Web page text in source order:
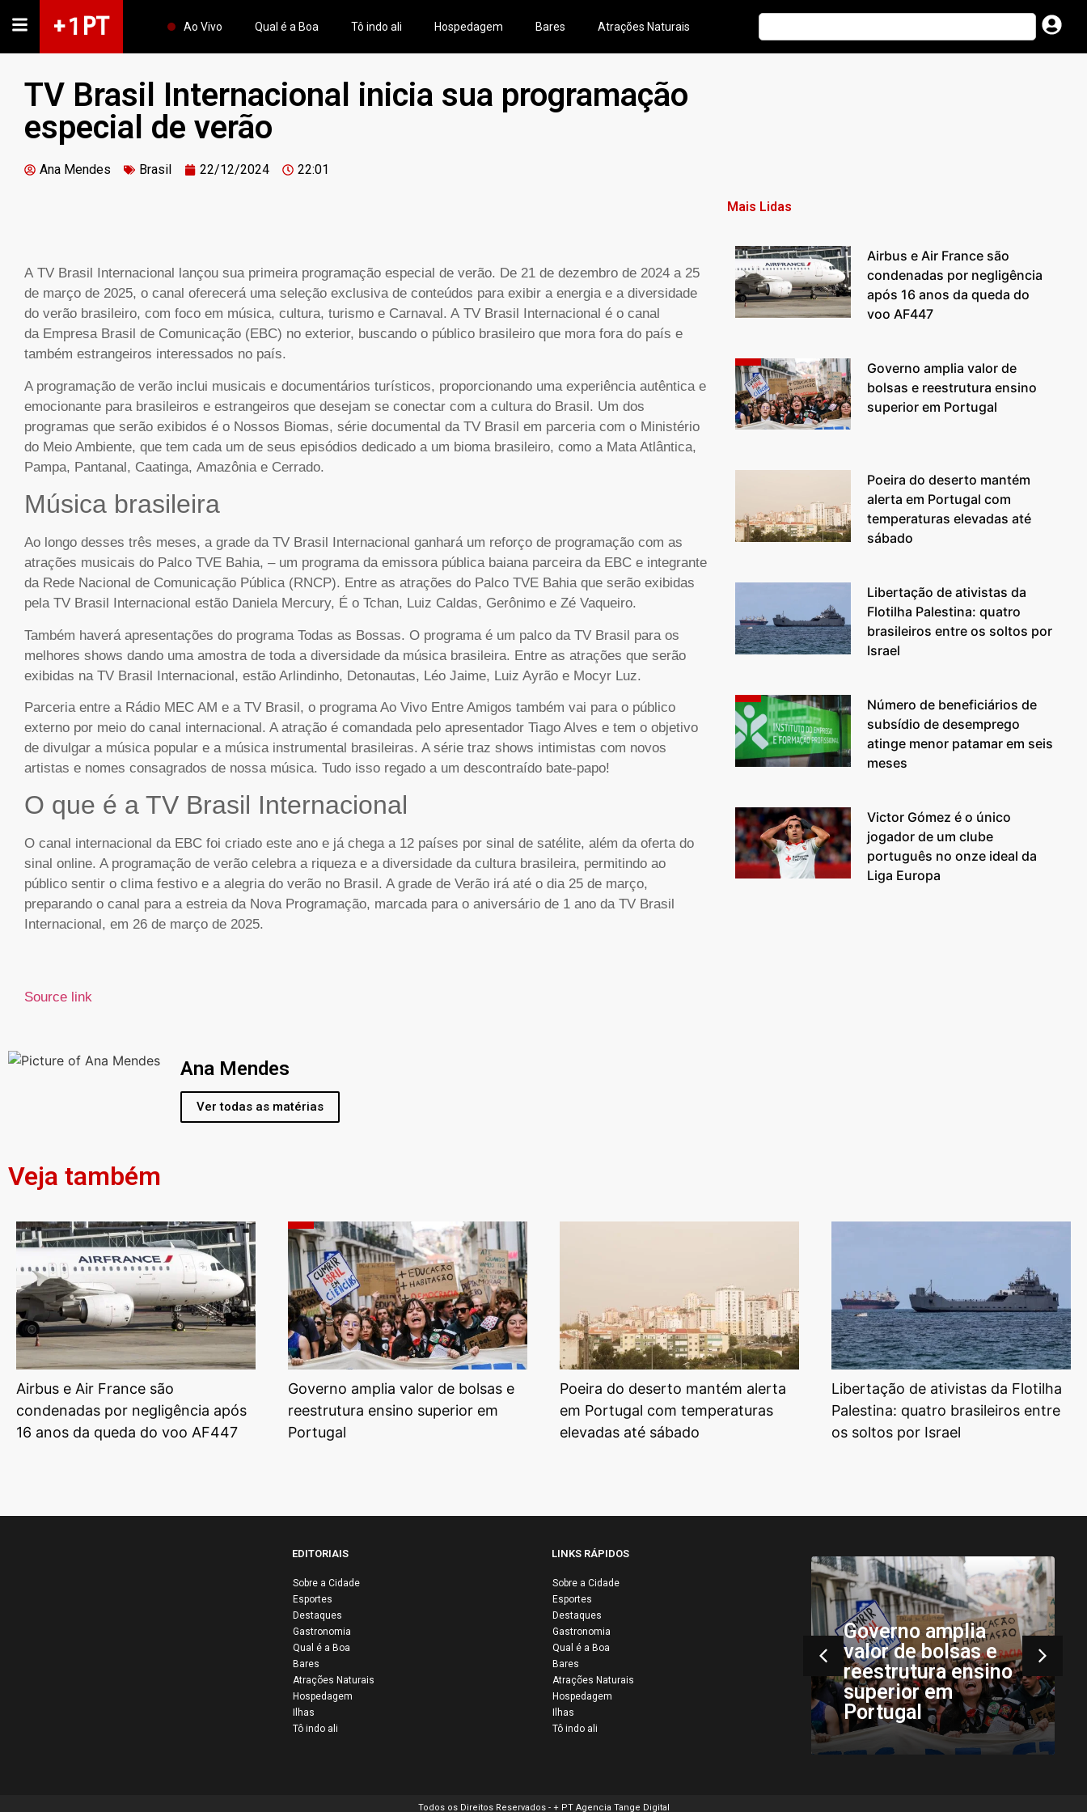
+ 1 PT Ao Vivo Qual é a Boa Tô indo ali Hospedagem Bares Atrações Naturais
TV Brasil Internacional inicia sua programação
especial de verão
Ana Mendes Brasil 22/12/2024 22:01
A TV Brasil Internacional lançou sua primeira programação especial de verão. De 21 de dezembro de 2024 a 25
de março de 2025, o canal oferecerá uma seleção exclusiva de conteúdos para exibir a energia e a diversidade
do verão brasileiro, com foco em música, cultura, turismo e Carnaval. A TV Brasil Internacional é o canal
da Empresa Brasil de Comunicação (EBC) no exterior, buscando o público brasileiro que mora fora do país e
também estrangeiros interessados no país.
A programação de verão inclui musicais e documentários turísticos, proporcionando uma experiência autêntica e
emocionante para brasileiros e estrangeiros que desejam se conectar com a cultura do Brasil. Um dos
programas que serão exibidos é o Nossos Biomas, série documental da TV Brasil em parceria com o Ministério
do Meio Ambiente, que tem cada um de seus episódios dedicado a um bioma brasileiro, como a Mata Atlântica,
Pampa, Pantanal, Caatinga, Amazônia e Cerrado.
Música brasileira
Ao longo desses três meses, a grade da TV Brasil Internacional ganhará um reforço de programação com as
atrações musicais do Palco TVE Bahia, – um programa da emissora pública baiana parceira da EBC e integrante
da Rede Nacional de Comunicação Pública (RNCP). Entre as atrações do Palco TVE Bahia que serão exibidas
pela TV Brasil Internacional estão Daniela Mercury, É o Tchan, Luiz Caldas, Gerônimo e Zé Vaqueiro.
Também haverá apresentações do programa Todas as Bossas. O programa é um palco da TV Brasil para os
melhores shows dando uma amostra de toda a diversidade da música brasileira. Entre as atrações que serão
exibidas na TV Brasil Internacional, estão Arlindinho, Detonautas, Léo Jaime, Luiz Ayrão e Mocyr Luz.
Parceria entre a Rádio MEC AM e a TV Brasil, o programa Ao Vivo Entre Amigos também vai para o público
externo por meio do canal internacional. A atração é comandada pelo apresentador Tiago Alves e tem o objetivo
de divulgar a música popular e a música instrumental brasileiras. A série traz shows intimistas com novos
artistas e nomes consagrados de nossa música. Tudo isso regado a um descontraído bate-papo!
O que é a TV Brasil Internacional
O canal internacional da EBC foi criado este ano e já chega a 12 países por sinal de satélite, além da oferta do
sinal online. A programação de verão celebra a riqueza e a diversidade da cultura brasileira, permitindo ao
público sentir o clima festivo e a alegria do verão no Brasil. A grade de Verão irá até o dia 25 de março,
preparando o canal para a estreia da Nova Programação, marcada para o aniversário de 1 ano da TV Brasil
Internacional, em 26 de março de 2025.
Source link
Mais Lidas
Airbus e Air France são
condenadas por negligência
após 16 anos da queda do
voo AF447
Governo amplia valor de
bolsas e reestrutura ensino
superior em Portugal
Poeira do deserto mantém
alerta em Portugal com
temperaturas elevadas até
sábado
Libertação de ativistas da
Flotilha Palestina: quatro
brasileiros entre os soltos por
Israel
Número de beneficiários de
subsídio de desemprego
atinge menor patamar em seis
meses
Victor Gómez é o único
jogador de um clube
português no onze ideal da
Liga Europa
Ana Mendes
Ver todas as matérias
Veja também
Airbus e Air France são
condenadas por negligência após
16 anos da queda do voo AF447
Governo amplia valor de bolsas e
reestrutura ensino superior em
Portugal
Poeira do deserto mantém alerta
em Portugal com temperaturas
elevadas até sábado
Libertação de ativistas da Flotilha
Palestina: quatro brasileiros entre
os soltos por Israel
EDITORIAIS
Sobre a Cidade
Esportes
Destaques
Gastronomia
Qual é a Boa
Bares
Atrações Naturais
Hospedagem
Ilhas
Tô indo ali
LINKS RÁPIDOS
Sobre a Cidade
Esportes
Destaques
Gastronomia
Qual é a Boa
Bares
Atrações Naturais
Hospedagem
Ilhas
Tô indo ali
Libertação de
ativistas da Flotilha
Palestina: quatro
brasileiros entre os
Airbus e Air France
são condenadas
por negligência
após 16 anos da
queda do voo
Governo amplia
valor de bolsas e
reestrutura ensino
superior em
Portugal
Todos os Direitos Reservados - + PT Agencia Tange Digital